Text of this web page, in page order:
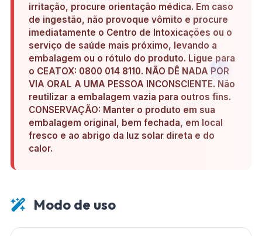
irritação, procure orientação médica. Em caso
de ingestão, não provoque vômito e procure
imediatamente o Centro de Intoxicações ou o
serviço de saúde mais próximo, levando a
embalagem ou o rótulo do produto. Ligue para
o CEATOX: 0800 014 8110. NÃO DÊ NADA POR
VIA ORAL A UMA PESSOA INCONSCIENTE. Não
reutilizar a embalagem vazia para outros fins.
CONSERVAÇÃO: Manter o produto em sua
embalagem original, bem fechada, em local
fresco e ao abrigo da luz solar direta e do
calor.
Modo de uso